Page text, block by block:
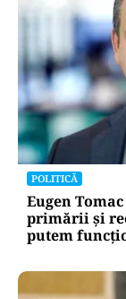
POLITICĂ
Eugen
primării și
putem